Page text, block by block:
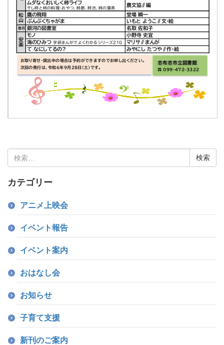
索:
カテゴリー
アニメ上映会
イベント報告
イベント案内
おはなし会
お知らせ
子育て支援
新刊のご案内